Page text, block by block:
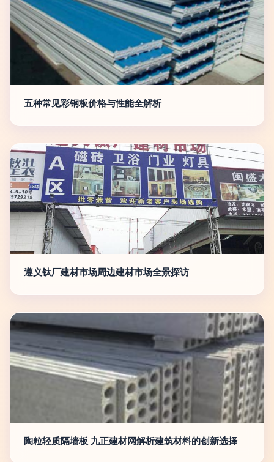
五种常见彩钢板价格与性能全解析
遵义钛厂建材市场周边建材市场全景探访
陶粒轻质隔墙板 九正建材网解析建筑材料的创新选择